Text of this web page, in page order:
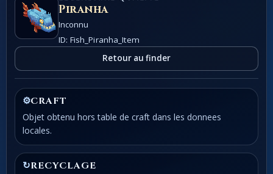
Piranha
Inconnu
ID: Fish_Piranha_Item
Retour au finder
⚙CRAFT
Objet obtenu hors table de craft dans les donnees
locales.
↻RECYCLAGE